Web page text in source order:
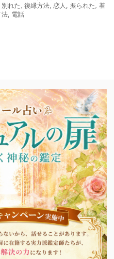
別れた, 復縁方法, 恋人 , 振られた, 着
法, 電話